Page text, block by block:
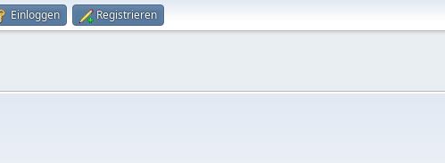
Einloggen Registrieren